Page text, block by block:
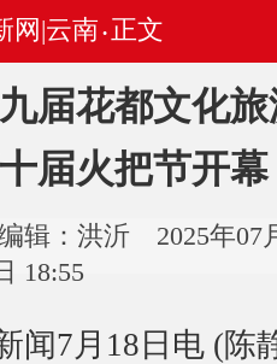
网|云南 • 正文
届花都文化旅
届火把节开幕
辑：洪沂 2025年07
18:55
7月18日电 (陈